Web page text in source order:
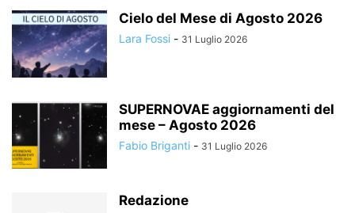
Cielo del Mese di Agosto 2026
Lara Fossi - 31 Luglio 2026
SUPERNOVAE aggiornamenti del
mese – Agosto 2026
Fabio Briganti - 31 Luglio 2026
Redazione